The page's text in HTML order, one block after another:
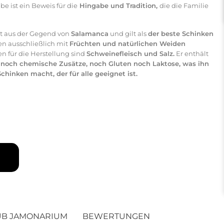
ist ein Beweis für die Hingabe und Tradition, die die Familie
der Gegend von Salamanca und gilt alsder beste Schinken
ausschließlich mit Früchten und natürlichen Weiden
für die Herstellung sind Schweinefleisch und Salz. Er enthält
chemische Zusätze, noch Gluten noch Laktose, was ihn
macht, der für alle geeignet ist.
JAMONARIUM BEWERTUNGEN